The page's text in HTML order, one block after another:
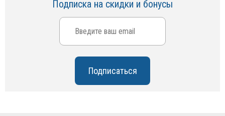
Подписка на скидки и бонусы